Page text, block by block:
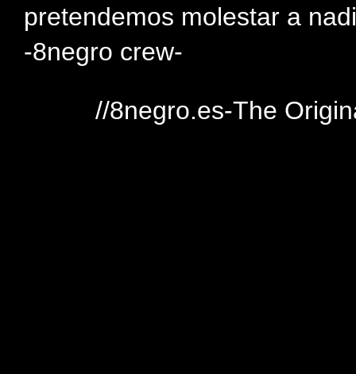
pretendemos molestar a
-8negro crew-
//8negro.es-The